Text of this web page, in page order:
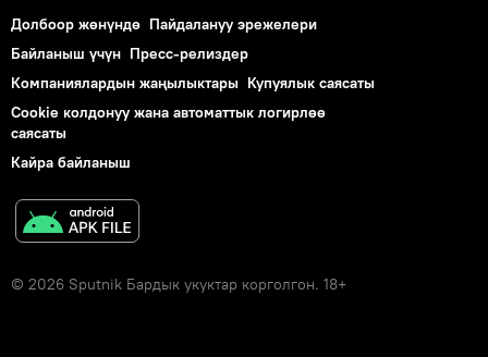
Долбоор жөнүндө Пайдалануу эрежелери
Байланыш үчүн Пресс-релиздер
Компаниялардын жаңылыктары Купуялык саясаты
Cookie колдонуу жана автоматтык логирлөө
саясаты
Кайра байланыш
© 2026 Sputnik Бардык укуктар корголгон. 18+